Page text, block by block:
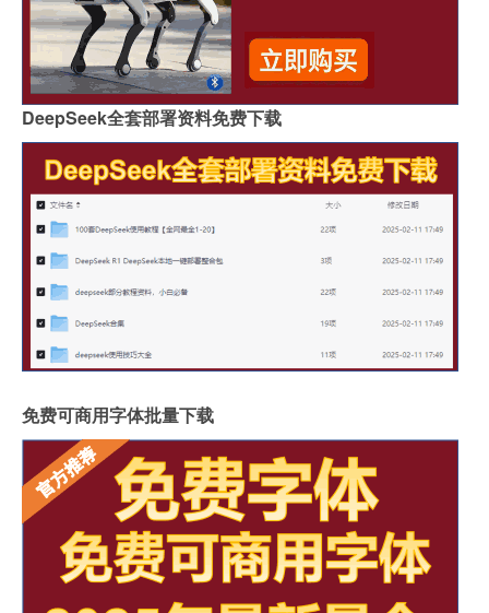
DeepSeek全套部署资料免费下载
免费可商用字体批量下载